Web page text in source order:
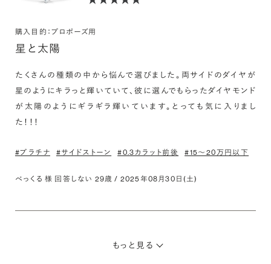
購入目的：プロポーズ用
星と太陽
たくさんの種類の中から悩んで選びました。両サイドのダイヤが
星のようにキラっと輝いていて、彼に選んでもらったダイヤモンド
が太陽のようにギラギラ輝いています。とっても気に入りまし
#プラチナ #サイドストーン #0.3カラット前後 #15〜20万円以下
ぺっくる 様 回答しない 29歳 / 2025年08月30日(土)
もっと見る